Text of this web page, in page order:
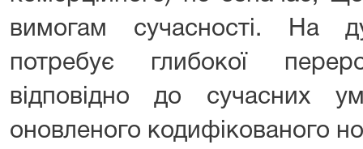
вимогам сучасності. На
потребує глибокої
відповідно до сучасних
оновленого кодифікованого